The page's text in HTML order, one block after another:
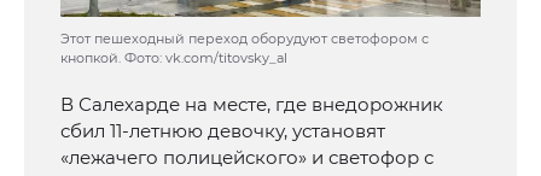
Этот пешеходный переход оборудуют светофором с
кнопкой. Фото: vk.com/titovsky_al
В Салехарде на месте, где внедорожник
сбил 11-летнюю девочку, установят
«лежачего полицейского» и светофор с